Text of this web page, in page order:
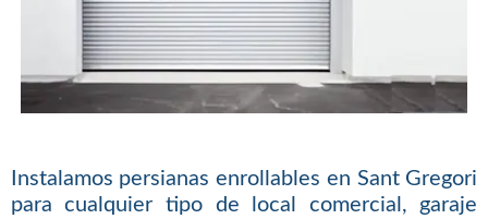
Instalamos persianas enrollables en Sant Gregori
para cualquier tipo de local comercial, garaje